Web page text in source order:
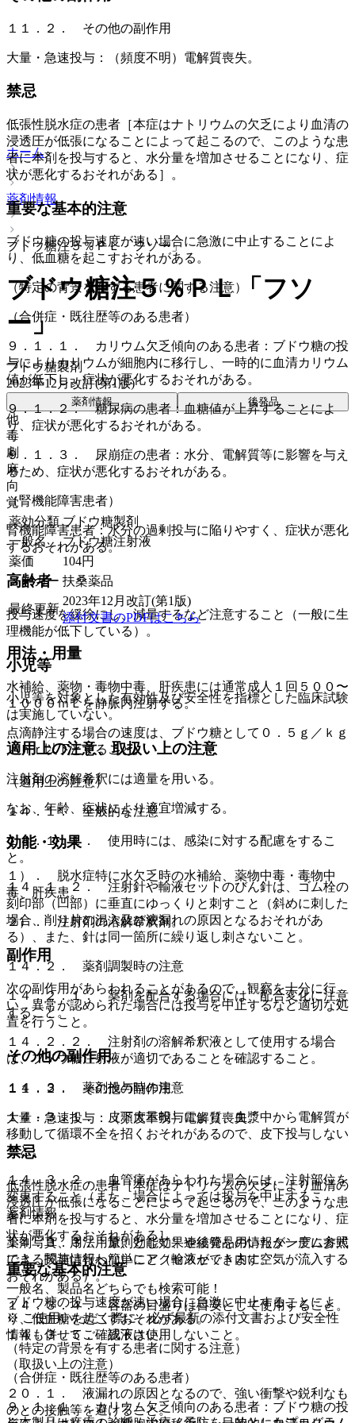
１１．２． その他の副作用
大量・急速投与：（頻度不明）電解質喪失。
禁忌
低張性脱水症の患者［本症はナトリウムの欠乏により血清の
浸透圧が低張になることによって起こるので、このような患
者に本剤を投与すると、水分量を増加させることになり、症
状が悪化するおそれがある］。
重要な基本的注意
ブドウ糖の投与速度が速い場合に急激に中止することによ
り、低血糖を起こすおそれがある。
（特定の背景を有する患者に関する注意）
（合併症・既往歴等のある患者）
９．１．１． カリウム欠乏傾向のある患者：ブドウ糖の投
与によりカリウムが細胞内に移行し、一時的に血清カリウム
値が低下し、症状が悪化するおそれがある。
９．１．２． 糖尿病の患者：血糖値が上昇することによ
り、症状が悪化するおそれがある。
９．１．３． 尿崩症の患者：水分、電解質等に影響を与え
るため、症状が悪化するおそれがある。
（腎機能障害患者）
腎機能障害患者：水分の過剰投与に陥りやすく、症状が悪化
するおそれがある。
高齢者
投与速度を緩徐にし、減量するなど注意すること（一般に生
理機能が低下している）。
小児等
小児等を対象とした有効性及び安全性を指標とした臨床試験
は実施していない。
適用上の注意、取扱い上の注意
（適用上の注意）
１４．１． 全般的な注意
１４．１．１． 使用時には、感染に対する配慮をするこ
と。
１４．１．２． 注射針や輸液セットのびん針は、ゴム栓の
刻印部（凹部）に垂直にゆっくりと刺すこと（斜めに刺した
場合、削り片の混入及び液漏れの原因となるおそれがあ
る）、また、針は同一箇所に繰り返し刺さないこと。
１４．２． 薬剤調製時の注意
１４．２．１． 薬剤を配合する場合には、配合変化に注意
すること。
１４．２．２． 注射剤の溶解希釈液として使用する場合
は、ブドウ糖注射液が適切であることを確認すること。
１４．３． 薬剤投与時の注意
１４．３．１． 皮下大量投与により、血漿中から電解質が
移動して循環不全を招くおそれがあるので、皮下投与しない
こと。
１４．３．２． 血管痛があらわれた場合には、注射部位を
変更すること（また、場合によっては投与を中止するこ
と）。
１４．３．３． 原則として、連結管を用いたタンデム方式
による投与は行わないこと（輸液セット内に空気が流入する
おそれがある）。
１４．３．４． 容器の目盛りは目安として使用すること。
１４．３．５． 残液は使用しないこと。
（取扱い上の注意）
２０．１． 液漏れの原因となるので、強い衝撃や鋭利なも
のとの接触等を避けること。
ホーム
薬剤情報
ブドウ糖注５％ＰＬ「フソー」
ブドウ糖注５％ＰＬ「フソ
ー」
ブドウ糖製剤
2023年12月改訂(第1版)
薬剤情報 後発品
他
毒
劇
麻
向
覚
薬効分類 ブドウ糖製剤
一般名
ブドウ糖注射液
薬価
104円
メーカー 扶桑薬品
最終更新
2023年12月改訂(第1版)
添付文書のPDFはこちら
用法・用量
水補給、薬物・毒物中毒、肝疾患には通常成人１回５００〜
１０００ｍＬを静脈内注射する。
点滴静注する場合の速度は、ブドウ糖として０．５ｇ／ｋｇ
／ｈｒ以下とすること。
注射剤の溶解希釈には適量を用いる。
なお、年齢、症状により適宜増減する。
効能・効果
１）． 脱水症特に水欠乏時の水補給、薬物中毒・毒物中
毒、肝疾患。
２）． 注射剤の溶解希釈剤。
副作用
次の副作用があらわれることがあるので、観察を十分に行
い、異常が認められた場合には投与を中止するなど適切な処
置を行うこと。
その他の副作用
１１．２． その他の副作用
大量・急速投与：（頻度不明）電解質喪失。
禁忌
低張性脱水症の患者［本症はナトリウムの欠乏により血清の
浸透圧が低張になることによって起こるので、このような患
者に本剤を投与すると、水分量を増加させることになり、症
状が悪化するおそれがある］。
重要な基本的注意
ブドウ糖の投与速度が速い場合に急激に中止することによ
り、低血糖を起こすおそれがある。
（特定の背景を有する患者に関する注意）
（合併症・既往歴等のある患者）
９．１．１． カリウム欠乏傾向のある患者：ブドウ糖の投
薬剤情報
薬剤写真、用法用量、効能効果や後発品の情報が一度に参照
でき、関連情報へ簡単にアクセスができます。
一般名、製品名どちらでも検索可能！
※ ご使用いただく際に、必ず最新の添付文書および安全性
情報も併せてご確認下さい。